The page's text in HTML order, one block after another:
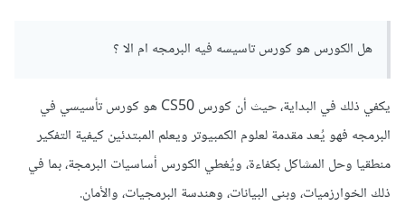
هل الكورس هو كورس تاسيسه فيه البرمجه ام الا ؟
يكفي ذلك في البداية، حيث أن كورس CS50 هو كورس تأسيسي في
البرمجه فهو يُعد مقدمة لعلوم الكمبيوتر ويعلم المبتدئين كيفية التفكير
منطقيا وحل المشاكل بكفاءة، ويُغطي الكورس أساسيات البرمجة، بما في
ذلك الخوارزميات، وبنى البيانات، وهندسة البرمجيات، والأمان.